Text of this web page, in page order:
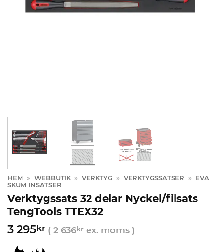
HEM » WEBBUTIK » VERKTYG » VERKTYGSSATSER »
EVA
SKUM INSATSER
Verktygssats 32 delar Nyckel/filsats
TengTools TTEX32
3 295kr ( 2 636kr ex. moms )